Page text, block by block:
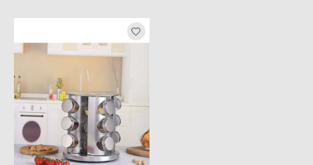
Produkt-Karussell-Artikel